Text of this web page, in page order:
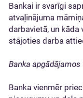
Bankai ir svarīgi
atvaļinājuma
darbavietā, un kāda
stājoties darba
Banka
Banka vienmēr